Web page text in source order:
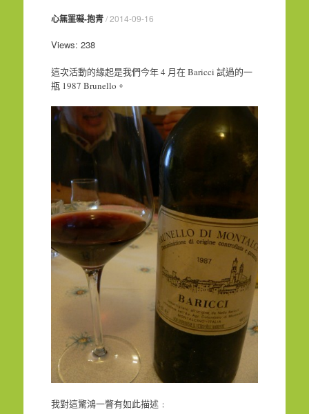
心無罣礙-抱青/2014-09-16
Views: 238
這次活動的緣起是我們今年 4 月在 Baricci 試過的一
瓶 1987 Brunello。
我對這驚鴻一瞥有如此描述﹕